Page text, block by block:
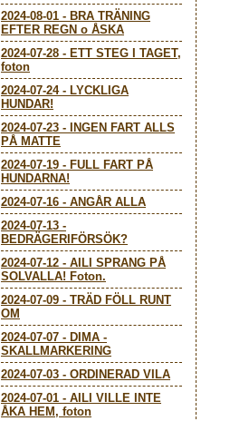
2024-08-01 - BRA TRÄNING
EFTER REGN o ÅSKA
2024-07-28 - ETT STEG I TAGET,
foton
2024-07-24- LYCKLIGA
HUNDAR!
2024-07-23 -
INGEN FART ALLS
PÅ MATTE
2024-07-19 - FULL FART PÅ
HUNDARNA!
2024-07-16 - ANGÅR ALLA
2024-07-13 -
BEDRÄGERIFÖRSÖK?
2024-07-12 - AILI SPRANG PÅ
SOLVALLA! Foton.
2024-07-09 - TRÄD FÖLL RUNT
OM
2024-07-07 - DIMA -
SKALLMARKERING
2024-07-03 - ORDINERAD VILA
2024-07-01 - AILI VILLE INTE
ÅKA HEM, foton